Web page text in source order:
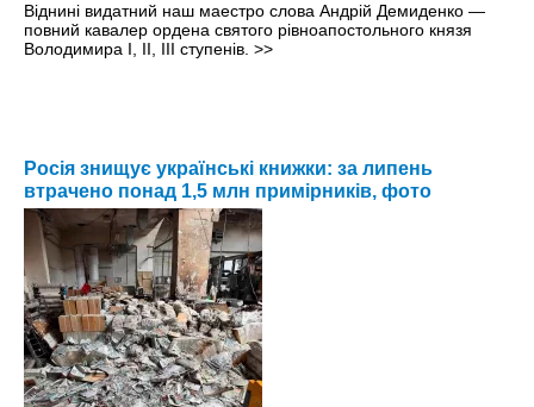
Віднині видатний наш маестро слова Андрій Демиденко —
повний кавалер ордена святого рівноапостольного князя
Володимира І, ІІ, ІІІ ступенів. >>
Росія знищує українські книжки: за липень
втрачено понад 1,5 млн примірників, фото